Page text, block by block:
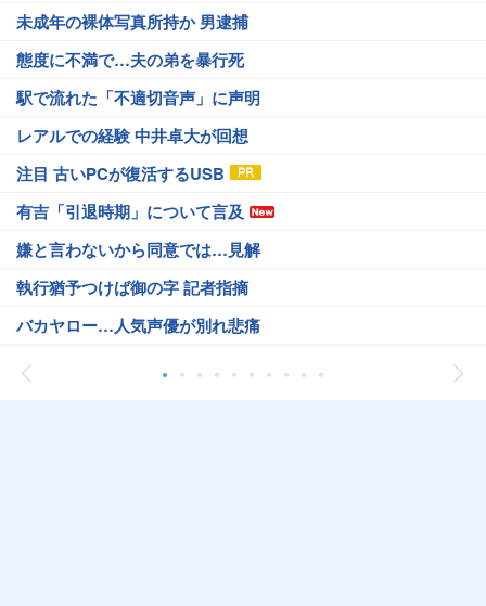
未成年の裸体写真所持か 男逮捕
態度に不満で…夫の弟を暴行死
駅で流れた「不適切音声」に声明
レアルでの経験 中井卓大が回想
注目 古いPCが復活するUSB
有吉「引退時期」について言及
嫌と言わないから同意では…見解
執行猶予つけば御の字 記者指摘
バカヤロー…人気声優が別れ悲痛